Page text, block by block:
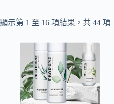
顯示第 1 至 16 項結果，共 44 項